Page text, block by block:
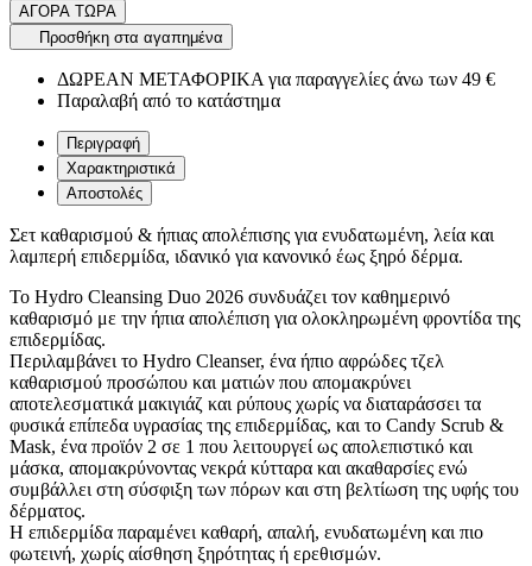
ΑΓΟΡΑ ΤΩΡΑ
Προσθήκη στα αγαπημένα
ΔΩΡΕΑΝ ΜΕΤΑΦΟΡΙΚΑ για παραγγελίες άνω των 49 €
Παραλαβή από το κατάστημα
Περιγραφή
Χαρακτηριστικά
Αποστολές
Σετ καθαρισμού & ήπιας απολέπισης για ενυδατωμένη, λεία και
λαμπερή επιδερμίδα, ιδανικό για κανονικό έως ξηρό δέρμα.
Το Hydro Cleansing Duo 2026 συνδυάζει τον καθημερινό
καθαρισμό με την ήπια απολέπιση για ολοκληρωμένη φροντίδα της
επιδερμίδας.
Περιλαμβάνει το Hydro Cleanser, ένα ήπιο αφρώδες τζελ
καθαρισμού προσώπου και ματιών που απομακρύνει
αποτελεσματικά μακιγιάζ και ρύπους χωρίς να διαταράσσει τα
φυσικά επίπεδα υγρασίας της επιδερμίδας, και το Candy Scrub &
Mask, ένα προϊόν 2 σε 1 που λειτουργεί ως απολεπιστικό και
μάσκα, απομακρύνοντας νεκρά κύτταρα και ακαθαρσίες ενώ
συμβάλλει στη σύσφιξη των πόρων και στη βελτίωση της υφής του
δέρματος.
Η επιδερμίδα παραμένει καθαρή, απαλή, ενυδατωμένη και πιο
φωτεινή, χωρίς αίσθηση ξηρότητας ή ερεθισμών.